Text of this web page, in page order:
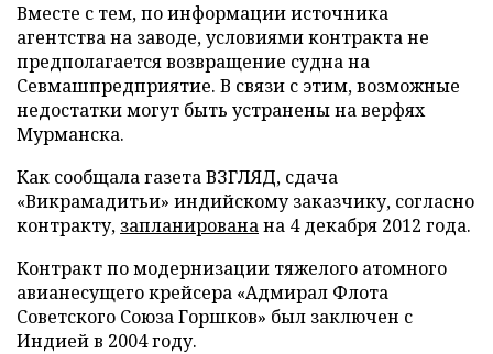
Вместе с тем, по информации источника
агентства на заводе, условиями контракта не
предполагается возвращение судна на
Севмашпредприятие. В связи с этим, возможные
недостатки могут быть устранены на верфях
Мурманска.
Как сообщала газета ВЗГЛЯД, сдача
«Викрамадитьи» индийскому заказчику, согласно
контракту, запланированана 4 декабря 2012 года.
Контракт по модернизации тяжелого атомного
авианесущего крейсера «Адмирал Флота
Советского Союза Горшков» был заключен с
Индией в 2004 году.